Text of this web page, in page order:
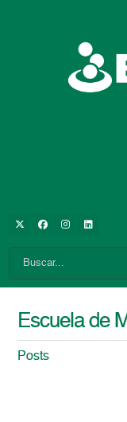
Escuela de
Posts